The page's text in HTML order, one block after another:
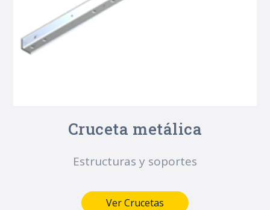
Cruceta metálica
Estructuras y soportes
Ver Crucetas